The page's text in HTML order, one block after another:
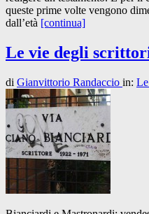
queste prime volte vengono
dall’età [continua]
Le vie degli
di Gianvittorio Randaccio in: